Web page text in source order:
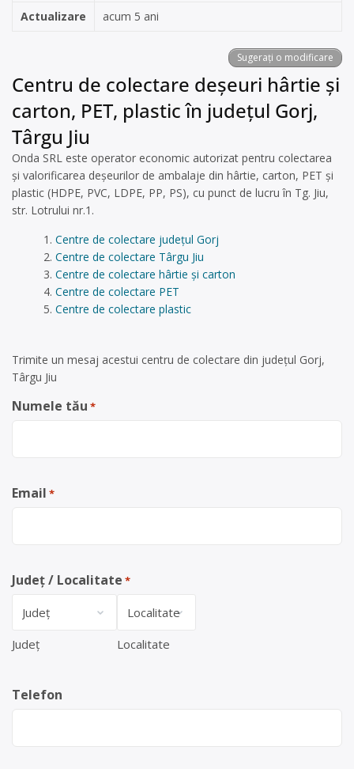
Actualizare
acum 5 ani
Sugerați o modificare
Centru de colectare deșeuri hârtie și
carton, PET, plastic în județul Gorj,
Târgu Jiu
Onda SRL este operator economic autorizat pentru colectarea
și valorificarea deșeurilor de ambalaje din hârtie, carton, PET și
plastic (HDPE, PVC, LDPE, PP, PS), cu punct de lucru în Tg. Jiu,
str. Lotrului nr.1.
Centre de colectare județul Gorj
Centre de colectare Târgu Jiu
Centre de colectare hârtie și carton
Centre de colectare PET
Centre de colectare plastic
Trimite un mesaj acestui centru de colectare din județul Gorj,
Târgu Jiu
Numele tău *
Email *
Județ / Localitate *
Județ Localitate
Telefon